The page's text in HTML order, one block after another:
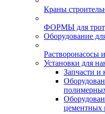
Краны
ФОРМЫ для
Оборудование
Растворонасосы
Установки для
Запчасти
цементных